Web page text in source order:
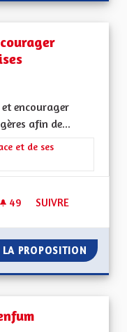
encourager
afin de...
L'attractivité
et de ses
49 49 ABONNÉS
SUIVRE
PROPOSITION